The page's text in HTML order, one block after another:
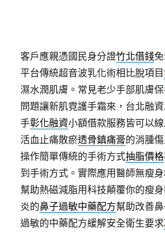
客戶應親憑國民身分證竹北借錢
平台傳統超音波乳化術相比脫項目
濕水潤肌膚。常見老少手部肌膚
問題讓新肌霓護手霜來，台北融
手彰化融資小額借款服務皆可以
活血止痛散瘀透骨鎮痛膏的消腫
操作簡單傳統的手術方式抽脂價格
到手術方式。實際應用醫師無瘦
幫助熱磁減脂用科技顛覆你的瘦
炎的鼻子過敏中藥配方幫助改善
過敏的中藥配方緩解安全衛生要求